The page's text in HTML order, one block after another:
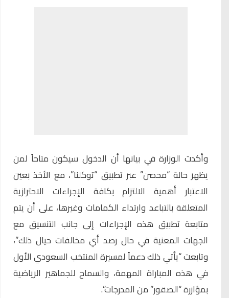
وأكدت الوزارة في بيانها أن الدخول سيكون متاحاً لمن
يظهر حالة “محصن” عبر تطبيق “توكلنا”، مع الأخذ بعين
الاعتبار أهمية الالتزام بكافة الإجراءات الاحترازية
المتعلقة بالتباعد وارتداء الكمامات وغيرها، على أن يتم
متابعة تطبيق هذه الإجراءات إلى جانب التنسيق مع
الجهات المعنية في حال رصد أي مخالفات حيال ذلك”،
وتابعت “يأتي ذلك دعماً لمسيرة المنتخب السعودي الأول
في هذه المباراة المهمة، والسماح للجماهير الرياضية
بمؤازرة “الصقور” من المدرجات”.